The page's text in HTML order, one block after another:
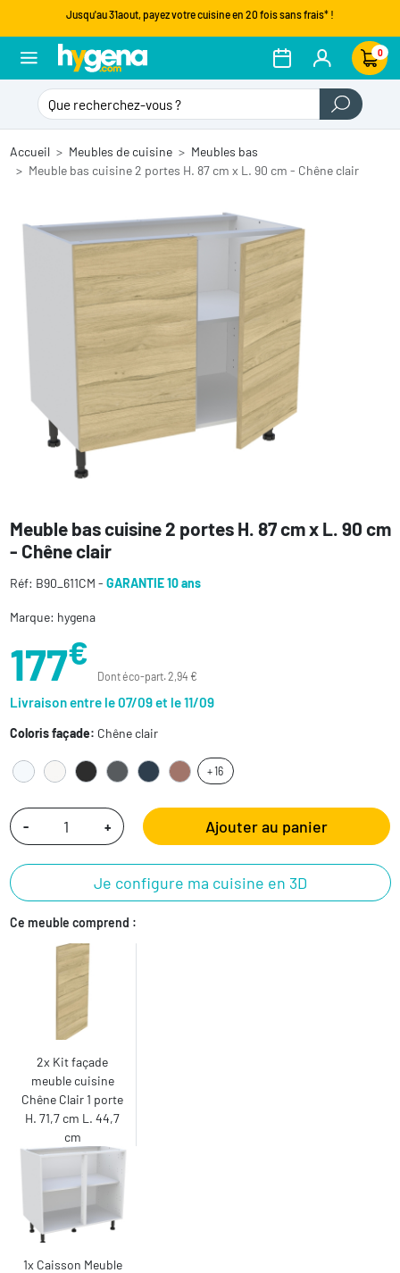
Jusqu'au 31aout, payez votre cuisine en 20 fois sans frais* !
0
Accueil Meubles de cuisine
Meubles bas
Meuble bas cuisine 2 portes H. 87 cm x L. 90 cm - Chêne clair
Meuble bas cuisine 2 portes H. 87 cm x L. 90 cm
- Chêne clair
Réf: B90_611CM - GARANTIE 10 ans
Marque: hygena
177€
Dont éco-part. 2,94 €
Livraison entre le 07/09 et le 11/09
Coloris façade: Chêne clair
+ 16
- + Ajouter au panier
Je configure ma cuisine en 3D
Ce meuble comprend :
2x Kit façade
meuble cuisine
Chêne Clair 1 porte
H. 71,7 cm L. 44,7
cm
1x Caisson Meuble